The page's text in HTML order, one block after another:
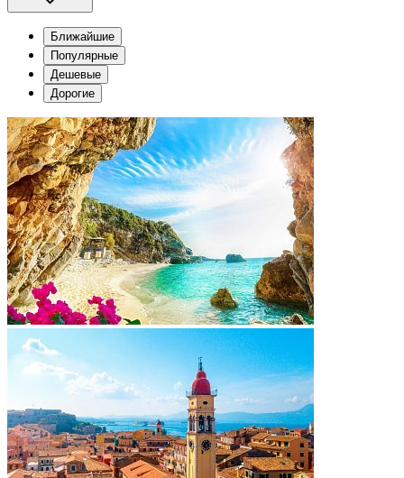
Ближайшие
Популярные
Дешевые
Дорогие